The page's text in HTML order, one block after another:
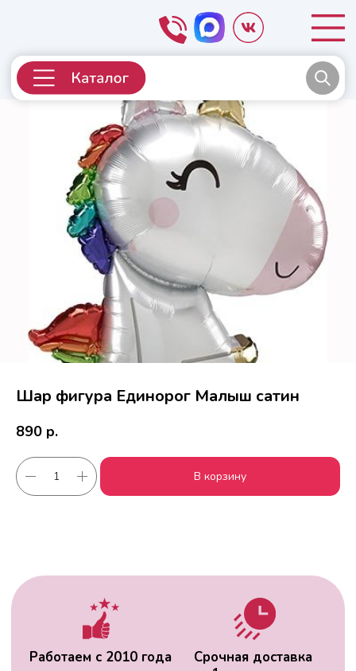
Шар фигура Единорог Малыш сатин
890 р.
В корзину
Работаем с 2010 года
Срочная доставка
Гарантия качества